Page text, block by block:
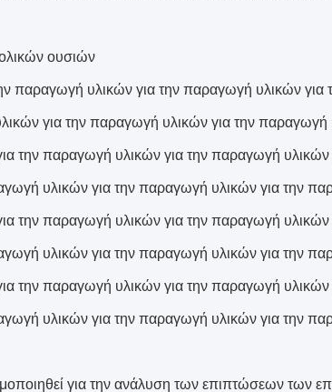
ουσιών
παραγωγή υλικών για την παραγωγή υλικών
για την παραγωγή υλικών για την παραγωγή
την παραγωγή υλικών για την παραγωγή
υλικών για την παραγωγή υλικών για την
την παραγωγή υλικών για την παραγωγή
υλικών για την παραγωγή υλικών για την
την παραγωγή υλικών για την παραγωγή
υλικών για την παραγωγή υλικών για την
για την ανάλυση των επιπτώσεων των